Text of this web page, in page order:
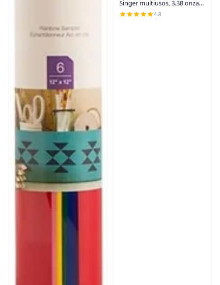
Singer multiusos, 3.38 onzas
líquidas
4.8